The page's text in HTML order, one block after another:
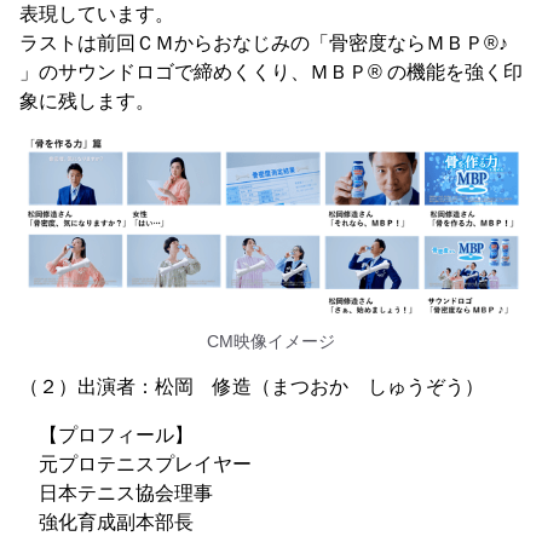
表現しています。
ラストは前回ＣＭからおなじみの「骨密度ならＭＢＰ®♪
」のサウンドロゴで締めくくり、ＭＢＰ® の機能を強く印
象に残します。
CM映像イメージ
（２）出演者：松岡 修造（まつおか しゅうぞう）
【プロフィール】
元プロテニスプレイヤー
日本テニス協会理事
強化育成副本部長